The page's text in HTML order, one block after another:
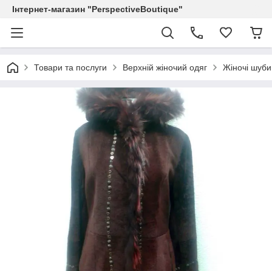
Інтернет-магазин "PerspectiveBoutique"
Товари та послуги Верхній жіночий одяг Жіночі шуби